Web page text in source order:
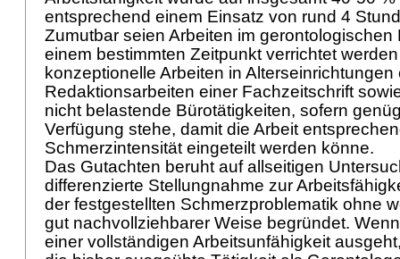
entsprechend einem Einsatz von rund 4
Zumutbar seien Arbeiten im gerontologischen
einem bestimmten Zeitpunkt verrichtet
konzeptionelle Arbeiten in Alterseinrichtungen
Redaktionsarbeiten einer Fachzeitschrift
nicht belastende Bürotätigkeiten, sofern
Verfügung stehe, damit die Arbeit
Schmerzintensität eingeteilt werden könne.
Das Gutachten beruht auf allseitigen
differenzierte Stellungnahme zur
der festgestellten Schmerzproblematik ohne
gut nachvollziehbarer Weise begründet.
einer vollständigen Arbeitsunfähigkeit